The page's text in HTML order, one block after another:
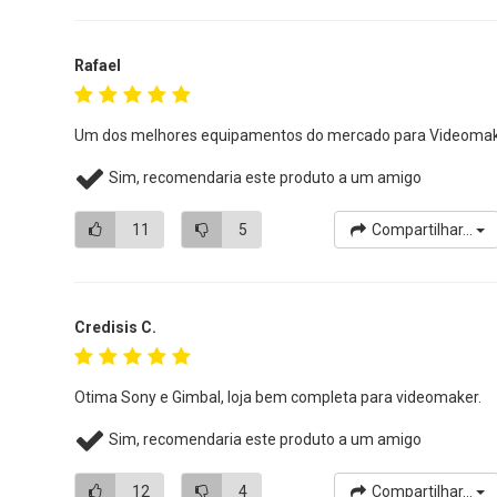
Rafael
Um dos melhores equipamentos do mercado para
Sim, recomendaria este produto a um amigo
11 5 Compartilhar...
Credisis C.
Otima Sony e Gimbal, loja bem completa para videomaker.
Sim, recomendaria este produto a um amigo
12 4 Compartilhar...